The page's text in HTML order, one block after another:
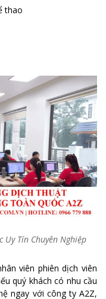
thao
Uy Tín Chuyên Nghiệp
viên phiên dịch viên
quý khách có nhu cầu
ngay với công ty A2Z,